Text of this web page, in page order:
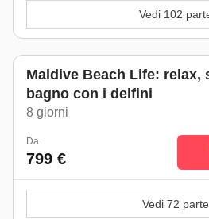
Vedi 102
Maldive Beach Life: relax,
bagno con i delfini
8 giorni
Da
799 €
Vedi 72